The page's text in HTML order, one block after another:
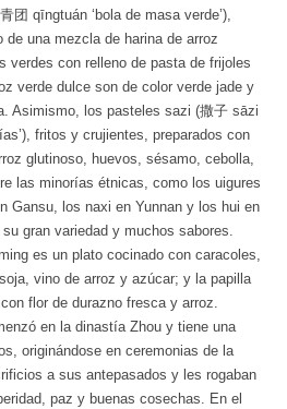
团 qīngtuán ‘bola de masa verde’),
de una mezcla de harina de arroz
verdes con relleno de pasta de frijoles
verde dulce son de color verde jade y
Asimismo, los pasteles sazi (撒子 sāzi
fritos y crujientes, preparados con
glutinoso, huevos, sésamo, cebolla,
las minorías étnicas, como los uigures
Gansu, los naxi en Yunnan y los hui en
gran variedad y muchos sabores.
es un plato cocinado con caracoles,
vino de arroz y azúcar; y la papilla
flor de durazno fresca y arroz.
en la dinastía Zhou y tiene una
originándose en ceremonias de la
a sus antepasados y les rogaban
paz y buenas cosechas. En el